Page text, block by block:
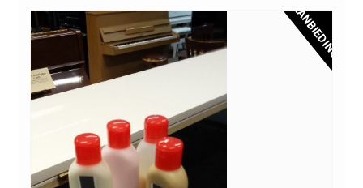
AANBIEDING!